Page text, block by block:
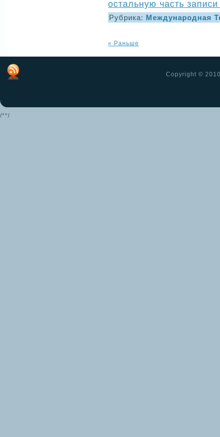
остальную часть
Рубрика: Международная
« Раньше
Copyright ©
/**/